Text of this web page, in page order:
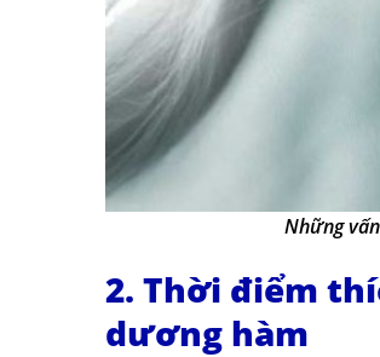
Những
2. Thời điểm
dương hàm